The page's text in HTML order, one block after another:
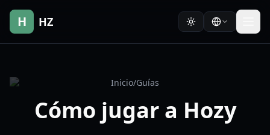
H HZ
Inicio/Guías
Cómo jugar a Hozy